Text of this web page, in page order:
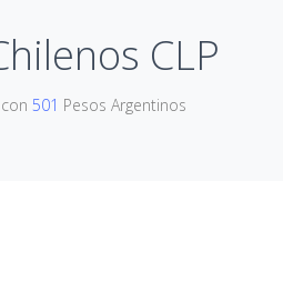
CLP
501 Pesos Argentinos